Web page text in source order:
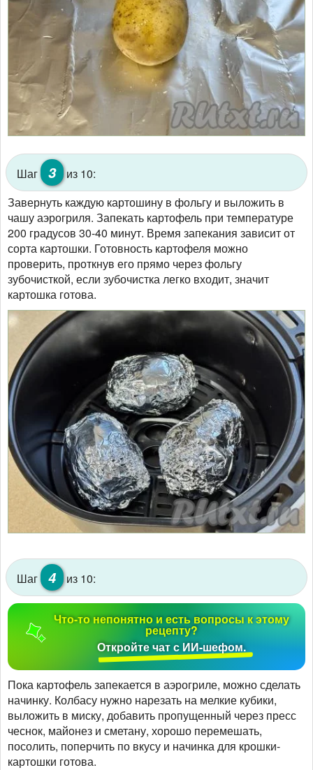
Шаг 3
из 10:
Завернуть каждую картошину в фольгу и выложить в
чашу аэрогриля. Запекать картофель при температуре
200 градусов 30-40 минут. Время запекания зависит от
сорта картошки. Готовность картофеля можно
проверить, проткнув его прямо через фольгу
зубочисткой, если зубочистка легко входит, значит
картошка готова.
Шаг 4 из 10:
Что-то непонятно и есть вопросы к этому
рецепту?
Откройте чат с ИИ-шефом.
Пока картофель запекается в аэрогриле, можно сделать
начинку. Колбасу нужно нарезать на мелкие кубики,
выложить в миску, добавить пропущенный через пресс
чеснок, майонез и сметану, хорошо перемешать,
посолить, поперчить по вкусу и начинка для крошки-
картошки готова.